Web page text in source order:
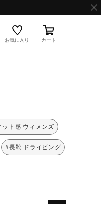
お気に入り カート
ット感 ウィメンズ
#長靴 ドライビング